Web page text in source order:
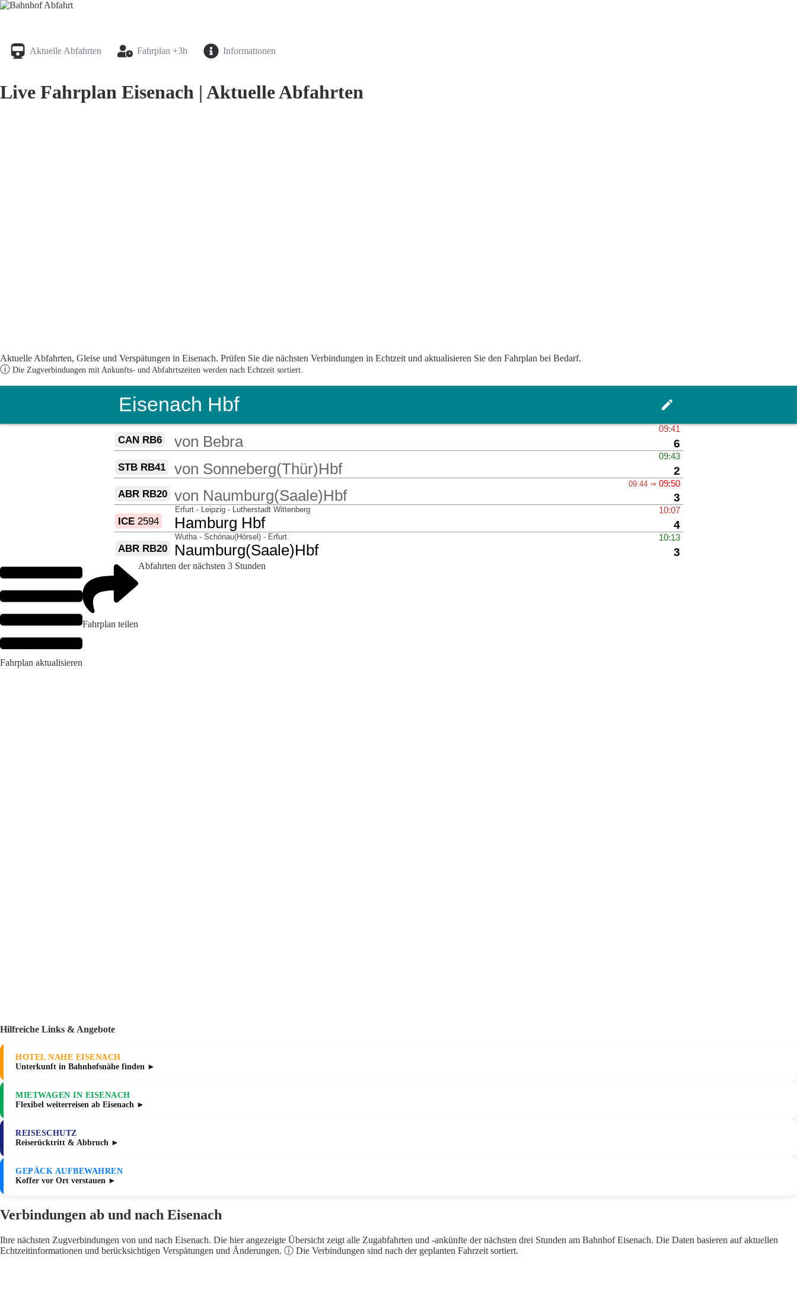
Aktuelle Abfahrten Fahrplan +3h Informationen
Live Fahrplan Eisenach | Aktuelle Abfahrten
Aktuelle Abfahrten, Gleise und Verspätungen in Eisenach. Prüfen Sie die nächsten Verbindungen in Echtzeit und aktualisieren Sie den Fahrplan bei Bedarf.
ⓘ Die Zugverbindungen mit Ankunfts- und Abfahrtszeiten werden nach Echtzeit sortiert.
Fahrplan aktualisieren
Fahrplan teilen
Abfahrten der nächsten 3 Stunden
Hilfreiche Links & Angebote
HOTEL NAHE EISENACH
Unterkunft in Bahnhofsnähe finden ►
MIETWAGEN IN EISENACH
Flexibel weiterreisen ab Eisenach ►
REISESCHUTZ
Reiserücktritt & Abbruch ►
GEPÄCK AUFBEWAHREN
Koffer vor Ort verstauen ►
Verbindungen ab und nach Eisenach
Ihre nächsten Zugverbindungen von und nach Eisenach. Die hier angezeigte Übersicht zeigt alle Zugabfahrten und -ankünfte der nächsten drei Stunden am Bahnhof Eisenach. Die Daten basieren auf aktuellen
Echtzeitinformationen und berücksichtigen Verspätungen und Änderungen. ⓘ Die Verbindungen sind nach der geplanten Fahrzeit sortiert.